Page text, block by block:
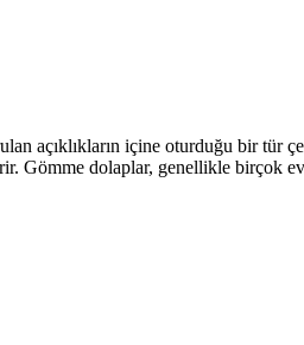
açıklıkların içine oturduğu bir tür
Gömme dolaplar, genellikle birçok ev